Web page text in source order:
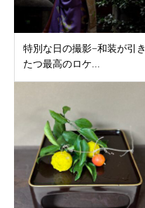
特別な日の撮影−和装が引き
たつ最高のロケ...